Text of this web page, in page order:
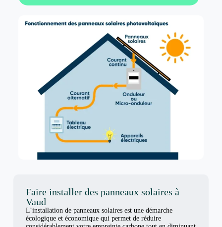
Faire installer des panneaux solaires à
Vaud
L’installation de panneaux solaires est une démarche
écologique et économique qui permet de réduire